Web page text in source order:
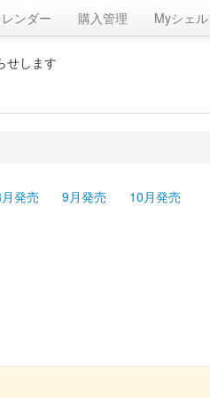
ンダー 購入管理 Myシェル
せします
発売 9月発売 10月発売